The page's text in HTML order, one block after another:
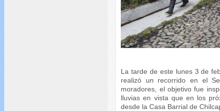
La tarde de este lunes 3 de
realizó un recorrido en el
moradores, el objetivo fue
lluvias en vista que en los
desde la Casa Barrial de